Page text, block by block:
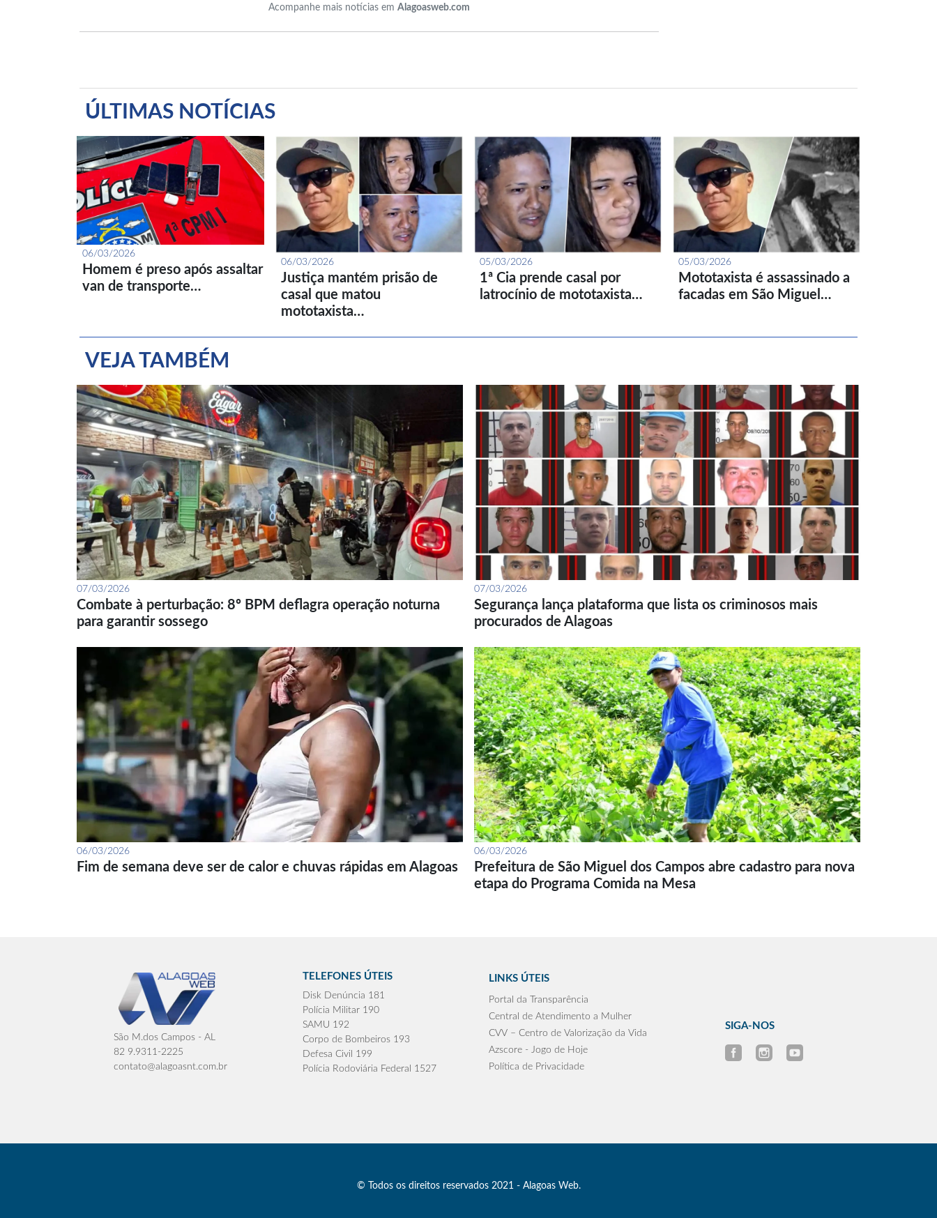
Acompanhe mais notícias em Alagoasweb.com
ÚLTIMAS NOTÍCIAS
06/03/2026
Homem é preso após assaltar
van de transporte…
06/03/2026
Justiça mantém prisão de
casal que matou
mototaxista…
05/03/2026
1ª Cia prende casal por
latrocínio de mototaxista…
05/03/2026
Mototaxista é assassinado a
facadas em São Miguel…
VEJA TAMBÉM
07/03/2026
Combate à perturbação: 8º BPM deflagra operação noturna
para garantir sossego
07/03/2026
Segurança lança plataforma que lista os criminosos mais
procurados de Alagoas
06/03/2026
Fim de semana deve ser de calor e chuvas rápidas em Alagoas
06/03/2026
Prefeitura de São Miguel dos Campos abre cadastro para nova
etapa do Programa Comida na Mesa
São M.dos Campos - AL
82 9.9311-2225
contato@alagoasnt.com.br
TELEFONES ÚTEIS
Disk Denúncia 181
Polícia Militar 190
SAMU 192
Corpo de Bombeiros 193
Defesa Civil 199
Polícia Rodoviária Federal 1527
LINKS ÚTEIS
Portal da Transparência
Central de Atendimento a Mulher
CVV – Centro de Valorização da Vida
Azscore - Jogo de Hoje
Política de Privacidade
SIGA-NOS
© Todos os direitos reservados 2021 - Alagoas Web.